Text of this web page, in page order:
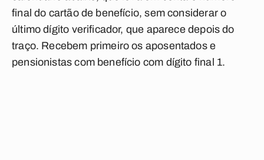
final do cartão de benefício, sem considerar o
último dígito verificador, que aparece depois do
traço. Recebem primeiro os aposentados e
pensionistas com benefício com dígito final 1.